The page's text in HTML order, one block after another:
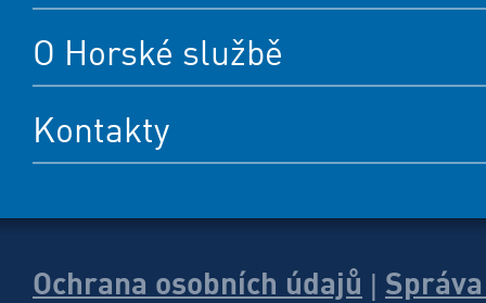
O Horské službě
Kontakty
Ochrana osobních údajů |